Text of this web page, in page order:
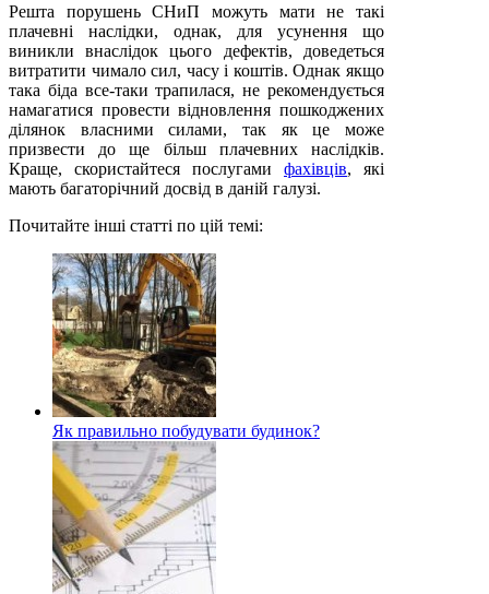
Решта порушень СНиП можуть мати не такі
плачевні наслідки, однак, для усунення що
виникли внаслідок цього дефектів, доведеться
витратити чимало сил, часу і коштів. Однак якщо
така біда все-таки трапилася, не рекомендується
намагатися провести відновлення пошкоджених
ділянок власними силами, так як це може
призвести до ще більш плачевних наслідків.
Краще, скористайтеся послугами фахівців, які
мають багаторічний досвід в даній галузі.
Почитайте інші статті по цій темі:
Як правильно побудувати будинок?